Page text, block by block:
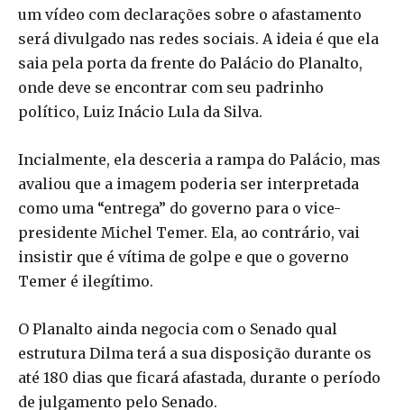
um vídeo com declarações sobre o afastamento
será divulgado nas redes sociais. A ideia é que ela
saia pela porta da frente do Palácio do Planalto,
onde deve se encontrar com seu padrinho
político, Luiz Inácio Lula da Silva.
Incialmente, ela desceria a rampa do Palácio, mas
avaliou que a imagem poderia ser interpretada
como uma “entrega” do governo para o vice-
presidente Michel Temer. Ela, ao contrário, vai
insistir que é vítima de golpe e que o governo
Temer é ilegítimo.
O Planalto ainda negocia com o Senado qual
estrutura Dilma terá a sua disposição durante os
até 180 dias que ficará afastada, durante o período
de julgamento pelo Senado.